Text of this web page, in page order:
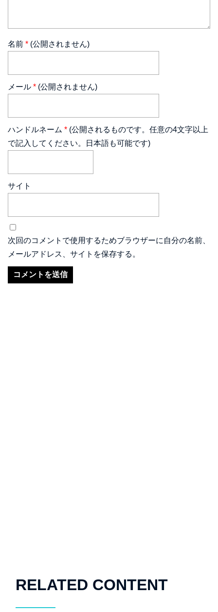
名前 * (公開されません)
メール * (公開されません)
ハンドルネーム * (公開されるものです。任意の4文字以上
で記入してください。日本語も可能です)
サイト
次回のコメントで使用するためブラウザーに自分の名前、
メールアドレス、サイトを保存する。
RELATED CONTENT